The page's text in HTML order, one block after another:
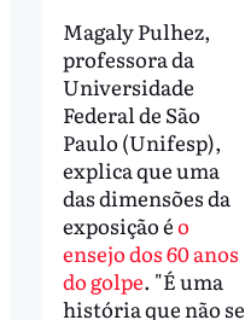
Magaly Pulhez,
professora da
Universidade
Federal de São
Paulo (Unifesp),
explica que uma
das dimensões da
exposição éo
ensejo dos 60 anos
do golpe. "É uma
história que não se